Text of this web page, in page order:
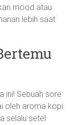
mood atau
lebih saat
ini! Sebuah sore
oleh aroma kopi
selalu setel